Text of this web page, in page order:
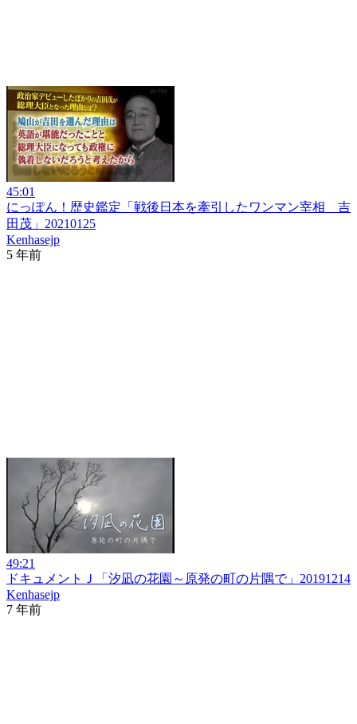
45:01
にっぽん！歴史鑑定「戦後日本を牽引したワンマン宰相 吉
田茂」20210125
Kenhasejp
5 年前
49:21
ドキュメントＪ「汐凪の花園～原発の町の片隅で」20191214
Kenhasejp
7 年前